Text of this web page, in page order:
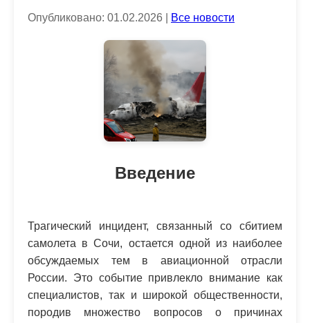
Опубликовано: 01.02.2026 | Все новости
Введение
Трагический инцидент, связанный со сбитием
самолета в Сочи, остается одной из наиболее
обсуждаемых тем в авиационной отрасли
России. Это событие привлекло внимание как
специалистов, так и широкой общественности,
породив множество вопросов о причинах